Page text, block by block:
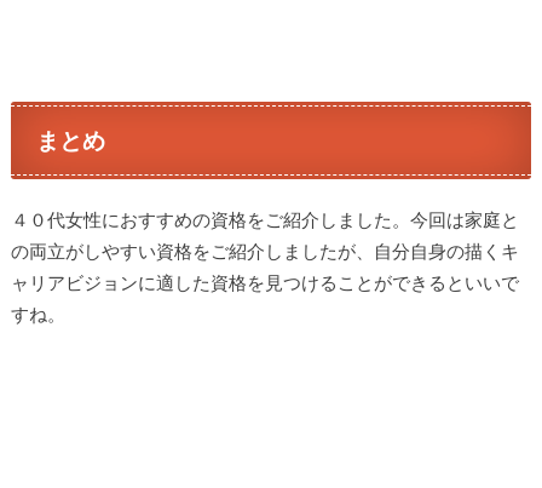
まとめ
４０代女性におすすめの資格をご紹介しました。今回は家庭と
の両立がしやすい資格をご紹介しましたが、自分自身の描くキ
ャリアビジョンに適した資格を見つけることができるといいで
すね。